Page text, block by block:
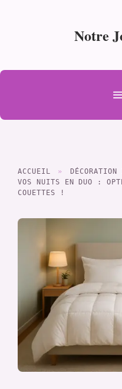
Notre
ACCUEIL »
VOS NUITS EN DUO :
COUETTES !